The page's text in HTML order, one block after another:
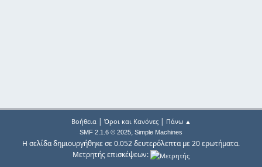
Βοήθεια| Όροι και Κανόνες| Πάνω ▲
SMF 2.1.6 © 2025, Simple Machines
Η σελίδα δημιουργήθηκε σε 0.052 δευτερόλεπτα με 20 ερωτήματα.
Μετρητής επισκέψεων: